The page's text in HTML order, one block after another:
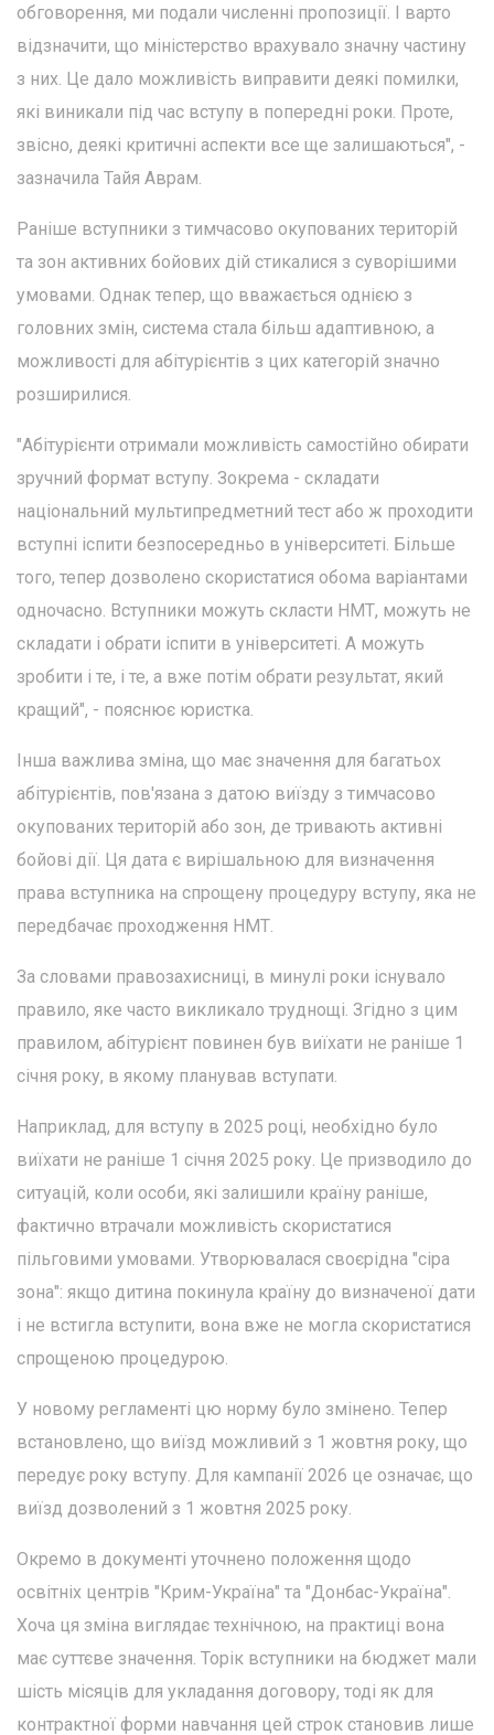
обговорення, ми подали численні пропозиції. І варто
відзначити, що міністерство врахувало значну частину
з них. Це дало можливість виправити деякі помилки,
які виникали під час вступу в попередні роки. Проте,
звісно, деякі критичні аспекти все ще залишаються", -
зазначила Тайя Аврам.
Раніше вступники з тимчасово окупованих територій
та зон активних бойових дій стикалися з суворішими
умовами. Однак тепер, що вважається однією з
головних змін, система стала більш адаптивною, а
можливості для абітурієнтів з цих категорій значно
розширилися.
"Абітурієнти отримали можливість самостійно обирати
зручний формат вступу. Зокрема - складати
національний мультипредметний тест або ж проходити
вступні іспити безпосередньо в університеті. Більше
того, тепер дозволено скористатися обома варіантами
одночасно. Вступники можуть скласти НМТ, можуть не
складати і обрати іспити в університеті. А можуть
зробити і те, і те, а вже потім обрати результат, який
кращий", - пояснює юристка.
Інша важлива зміна, що має значення для багатьох
абітурієнтів, пов'язана з датою виїзду з тимчасово
окупованих територій або зон, де тривають активні
бойові дії. Ця дата є вирішальною для визначення
права вступника на спрощену процедуру вступу, яка не
передбачає проходження НМТ.
За словами правозахисниці, в минулі роки існувало
правило, яке часто викликало труднощі. Згідно з цим
правилом, абітурієнт повинен був виїхати не раніше 1
січня року, в якому планував вступати.
Наприклад, для вступу в 2025 році, необхідно було
виїхати не раніше 1 січня 2025 року. Це призводило до
ситуацій, коли особи, які залишили країну раніше,
фактично втрачали можливість скористатися
пільговими умовами. Утворювалася своєрідна "сіра
зона": якщо дитина покинула країну до визначеної дати
і не встигла вступити, вона вже не могла скористатися
спрощеною процедурою.
У новому регламенті цю норму було змінено. Тепер
встановлено, що виїзд можливий з 1 жовтня року, що
передує року вступу. Для кампанії 2026 це означає, що
виїзд дозволений з 1 жовтня 2025 року.
Окремо в документі уточнено положення щодо
освітніх центрів "Крим-Україна" та "Донбас-Україна".
Хоча ця зміна виглядає технічною, на практиці вона
має суттєве значення. Торік вступники на бюджет мали
шість місяців для укладання договору, тоді як для
контрактної форми навчання цей строк становив лише